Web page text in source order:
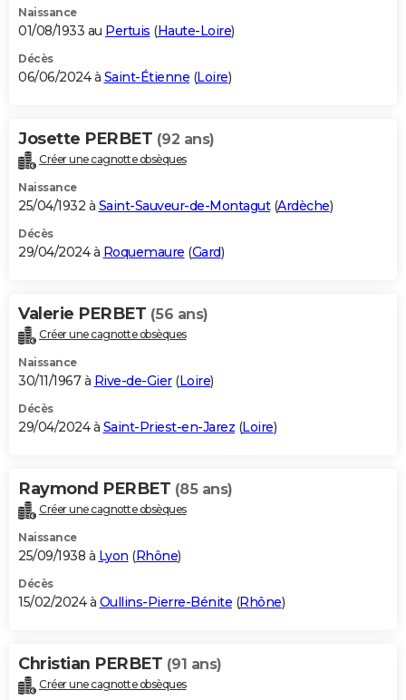
Naissance
01/08/1933 au Pertuis (Haute-Loire)
Décès
06/06/2024 à Saint-Étienne (Loire)
Josette PERBET (92 ans)
Créer une cagnotte obsèques
Naissance
25/04/1932 à Saint-Sauveur-de-Montagut(Ardèche)
Décès
29/04/2024 à Roquemaure (Gard)
Valerie PERBET (56 ans)
Créer une cagnotte obsèques
Naissance
30/11/1967 à Rive-de-Gier(Loire)
Décès
29/04/2024 à Saint-Priest-en-Jarez (Loire)
Raymond PERBET (85 ans)
Créer une cagnotte obsèques
Naissance
25/09/1938 à Lyon (Rhône)
Décès
15/02/2024 à Oullins-Pierre-Bénite (Rhône)
Christian PERBET (91 ans)
Créer une cagnotte obsèques